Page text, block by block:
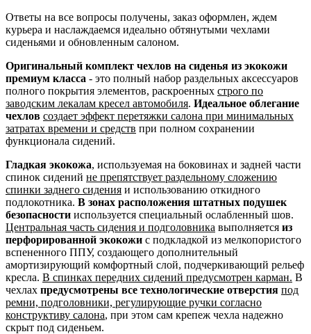
Ответы на все вопросы получены, заказ оформлен, ждем
курьера и наслаждаемся идеально обтянутыми чехлами
сиденьями и обновленным салоном.
Оригинальный комплект чехлов на сиденья из экокожи
премиум класса - это полный набор раздельных аксессуаров
полного покрытия элементов, раскроенных строго по
заводским лекалам кресел автомобиля. Идеальное облегание
чехлов создает эффект перетяжки салона при минимальных
затратах времени и средств при полном сохранении
функционала сидений.
Гладкая экокожа, используемая на боковинах и задней части
спинок сидений не препятствует раздельному сложению
спинки заднего сидения и использованию откидного
подлокотника. В зонах расположения штатных подушек
безопасности используется специальный ослабленный шов.
Центральная часть сидения и подголовника выполняется из
перфорированной экокожи с подкладкой из мелкопористого
вспененного ППУ, создающего дополнительный
амортизирующий комфортный слой, подчеркивающий рельеф
кресла. В спинках передних сидений предусмотрен карман. В
чехлах предусмотрены все технологические отверстия под
ремни, подголовники, регулирующие ручки согласно
конструктиву салона, при этом сам крепеж чехла надежно
скрыт под сиденьем.